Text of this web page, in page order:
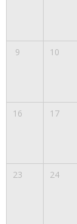
9 10
16 17
23 24